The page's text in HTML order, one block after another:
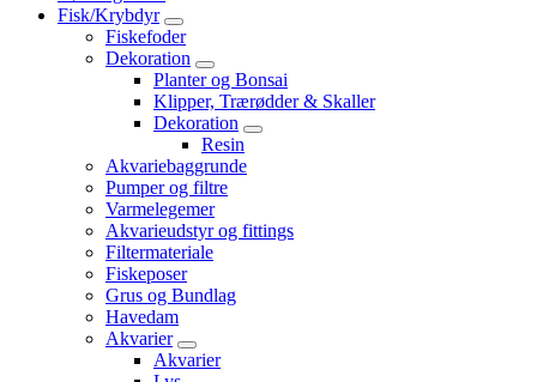
Fisk/Krybdyr
Fiskefoder
Dekoration
Planter og Bonsai
Klipper, Trærødder & Skaller
Dekoration
Resin
Akvariebaggrunde
Pumper og filtre
Varmelegemer
Akvarieudstyr og fittings
Filtermateriale
Fiskeposer
Grus og Bundlag
Havedam
Akvarier
Akvarier